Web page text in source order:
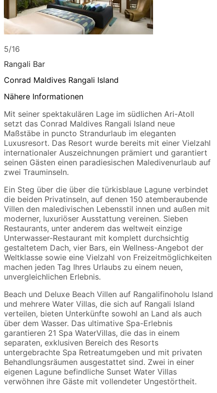
5/16
Rangali Bar
Conrad Maldives Rangali Island
Nähere Informationen
Mit seiner spektakulären Lage im südlichen Ari-Atoll
setzt das Conrad Maldives Rangali Island neue
Maßstäbe in puncto Strandurlaub im eleganten
Luxusresort. Das Resort wurde bereits mit einer Vielzahl
internationaler Auszeichnungen prämiert und garantiert
seinen Gästen einen paradiesischen Maledivenurlaub auf
zwei Trauminseln.
Ein Steg über die über die türkisblaue Lagune verbindet
die beiden Privatinseln, auf denen 150 atemberaubende
Villen den maledivischen Lebensstil innen und außen mit
moderner, luxuriöser Ausstattung vereinen. Sieben
Restaurants, unter anderem das weltweit einzige
Unterwasser-Restaurant mit komplett durchsichtig
gestaltetem Dach, vier Bars, ein Wellness-Angebot der
Weltklasse sowie eine Vielzahl von Freizeitmöglichkeiten
machen jeden Tag Ihres Urlaubs zu einem neuen,
unvergleichlichen Erlebnis.
Beach und Deluxe Beach Villen auf Rangalifinoholu Island
und mehrere Water Villas, die sich auf Rangali Island
verteilen, bieten Unterkünfte sowohl an Land als auch
über dem Wasser. Das ultimative Spa-Erlebnis
garantieren 21 Spa WaterVillas, die das in einem
separaten, exklusiven Bereich des Resorts
untergebrachte Spa Retreatumgeben und mit privaten
Behandlungsräumen ausgestattet sind. Zwei in einer
eigenen Lagune befindliche Sunset Water Villas
verwöhnen ihre Gäste mit vollendeter Ungestörtheit.